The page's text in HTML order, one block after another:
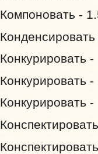
Компоновать -
Конкурировать
Конкурировать
Конкурировать